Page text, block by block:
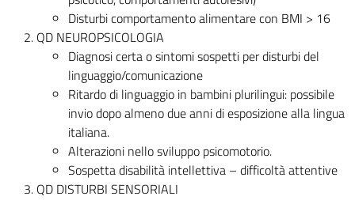
Disturbi comportamento alimentare con BMI > 16
QD NEUROPSICOLOGIA
Diagnosi certa o sintomi sospetti per disturbi del
linguaggio/comunicazione
Ritardo di linguaggio in bambini plurilingui: possibile
invio dopo almeno due anni di esposizione alla lingua
italiana.
Alterazioni nello sviluppo psicomotorio.
Sospetta disabilità intellettiva – difficoltà attentive
QD DISTURBI SENSORIALI